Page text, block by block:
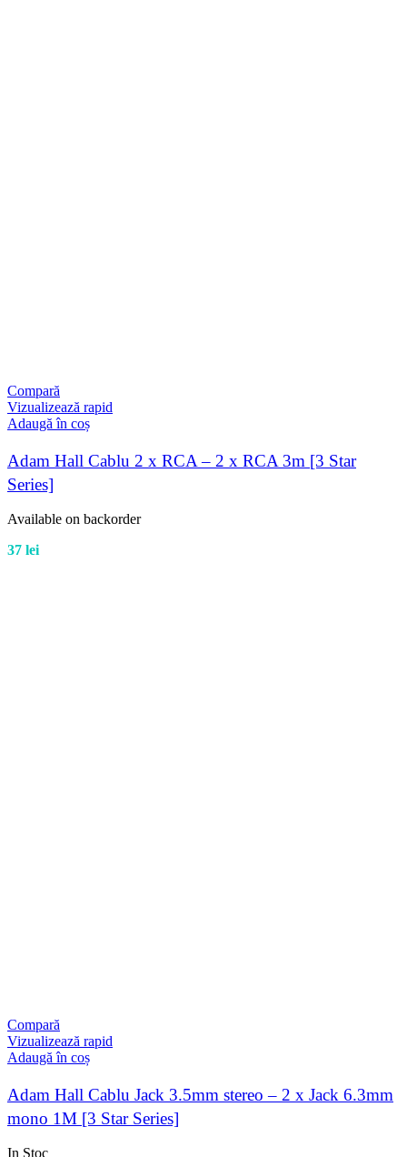
Compară
Vizualizează rapid
Adaugă în coș
Adam Hall Cablu 2 x RCA – 2 x RCA 3m [3 Star
Series]
Available on backorder
37 lei
Compară
Vizualizează rapid
Adaugă în coș
Adam Hall Cablu Jack 3.5mm stereo – 2 x Jack 6.3mm
mono 1M [3 Star Series]
In Stoc